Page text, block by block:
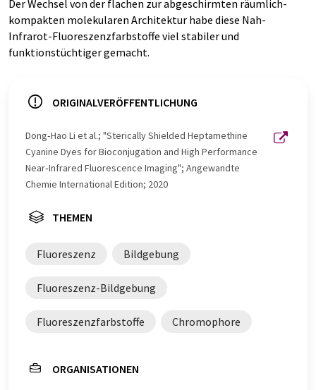
Der Wechsel von der flachen zur abgeschirmten räumlich-
kompakten molekularen Architektur habe diese Nah-
Infrarot-Fluoreszenzfarbstoffe viel stabiler und
funktionstüchtiger gemacht.
ORIGINALVERÖFFENTLICHUNG
Dong‐Hao Li et al.; "Sterically Shielded Heptamethine
Cyanine Dyes for Bioconjugation and High Performance
Near‐Infrared Fluorescence Imaging"; Angewandte
Chemie International Edition; 2020
THEMEN
Fluoreszenz Bildgebung
Fluoreszenz-Bildgebung
Fluoreszenzfarbstoffe Chromophore
ORGANISATIONEN